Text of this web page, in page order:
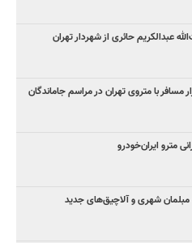
عبدالکریم حائری از شهردار تهران
بیش از ۷۱۶ هزار مسافر با متروی تهران در مراسم جاماندگان
مترو ایران‌خودرو
مبلمان شهری و آلاچیق‌های جدید